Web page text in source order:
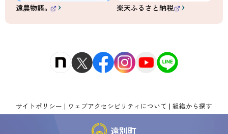
）
遠農物語。
外
）
楽天ふるさと納税
外
）
サイトポリシー ウェブアクセシビリティについて 組織から探す
遠別町